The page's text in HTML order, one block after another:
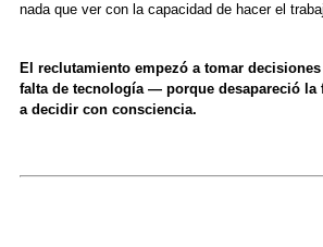
nada que ver con la capacidad de hacer el
El reclutamiento empezó a tomar
falta de tecnología — porque desapareció
a decidir con consciencia.